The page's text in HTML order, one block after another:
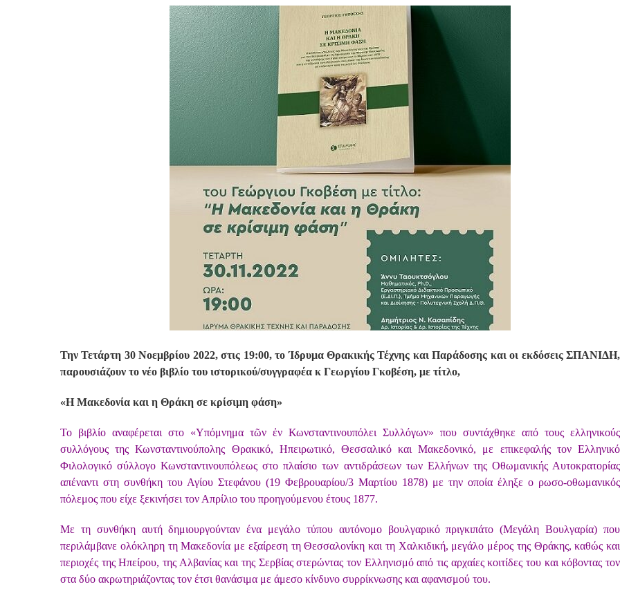
Την Τετάρτη 30 Νοεμβρίου 2022, στις 19:00, το Ίδρυμα Θρακικής Τέχνης και Παράδοσης και οι εκδόσεις ΣΠΑΝΙΔΗ,
παρουσιάζουν το νέο βιβλίο του ιστορικού/συγγραφέα κ Γεωργίου Γκοβέση, με τίτλο,
«Η Μακεδονία και η Θράκη σε κρίσιμη φάση»
Το βιβλίο αναφέρεται στο «Υπόμνημα τῶν ἐν Κωνσταντινουπόλει Συλλόγων» που συντάχθηκε από τους ελληνικούς
συλλόγους της Κωνσταντινούπολης Θρακικό, Ηπειρωτικό, Θεσσαλικό και Μακεδονικό, με επικεφαλής τον Ελληνικό
Φιλολογικό σύλλογο Κωνσταντινουπόλεως στο πλαίσιο των αντιδράσεων των Ελλήνων της Οθωμανικής Αυτοκρατορίας
απέναντι στη συνθήκη του Αγίου Στεφάνου (19 Φεβρουαρίου/3 Μαρτίου 1878) με την οποία έληξε ο ρωσο-οθωμανικός
πόλεμος που είχε ξεκινήσει τον Απρίλιο του προηγούμενου έτους 1877.
Με τη συνθήκη αυτή δημιουργούνταν ένα μεγάλο τύπου αυτόνομο βουλγαρικό πριγκιπάτο (Μεγάλη Βουλγαρία) που
περιλάμβανε ολόκληρη τη Μακεδονία με εξαίρεση τη Θεσσαλονίκη και τη Χαλκιδική, μεγάλο μέρος της Θράκης, καθώς και
περιοχές της Ηπείρου, της Αλβανίας και της Σερβίας στερώντας τον Ελληνισμό από τις αρχαίες κοιτίδες του και κόβοντας τον
στα δύο ακρωτηριάζοντας τον έτσι θανάσιμα με άμεσο κίνδυνο συρρίκνωσης και αφανισμού του.